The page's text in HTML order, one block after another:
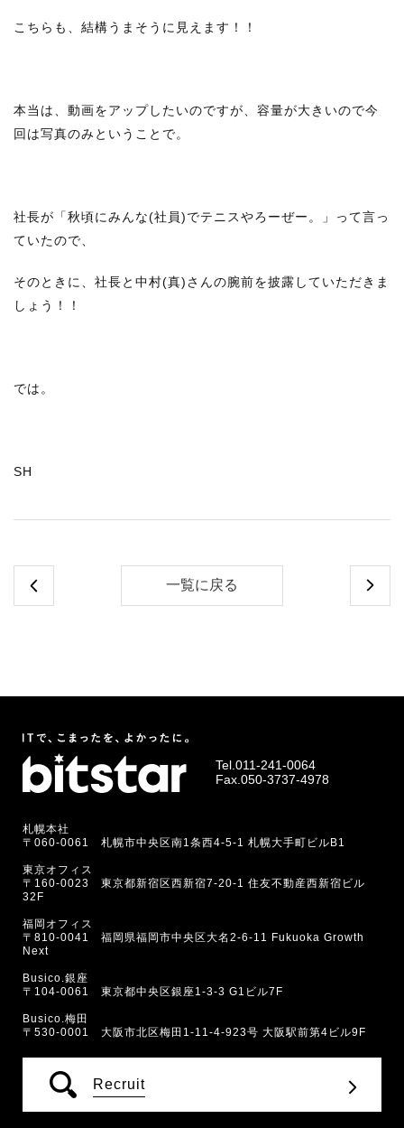
こちらも、結構うまそうに見えます！！
本当は、動画をアップしたいのですが、容量が大きいので今
回は写真のみということで。
社長が「秋頃にみんな(社員)でテニスやろーぜー。」って言っ
ていたので、
そのときに、社長と中村(真)さんの腕前を披露していただきま
しょう！！
では。
SH
一覧に戻る
Tel. 011-241-0064
Fax.050-3737-4978
札幌本社
〒060-0061 札幌市中央区南1条西4-5-1 札幌大手町ビルB1
東京オフィス
〒160-0023 東京都新宿区西新宿7-20-1 住友不動産西新宿ビル
32F
福岡オフィス
〒810-0041 福岡県福岡市中央区大名2-6-11 Fukuoka Growth
Next
Busico.銀座
〒104-0061 東京都中央区銀座1-3-3 G1ビル7F
Busico.梅田
〒530-0001 大阪市北区梅田1-11-4-923号 大阪駅前第4ビル9F
Recruit